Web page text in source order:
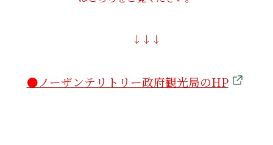
↓↓↓
●ノーザンテリトリー政府観光局のHP